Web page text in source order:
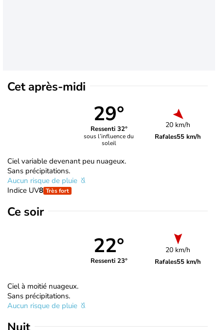
Cet après-midi
29°
Ressenti 32°
sous l’influence du
soleil
20 km/h
Rafales55 km/h
Ciel variable devenant peu nuageux.
Sans précipitations.
Aucun risque de pluie
Indice UV8 Très fort
Ce soir
22°
Ressenti 23°
20 km/h
Rafales55 km/h
Ciel à moitié nuageux.
Sans précipitations.
Aucun risque de pluie